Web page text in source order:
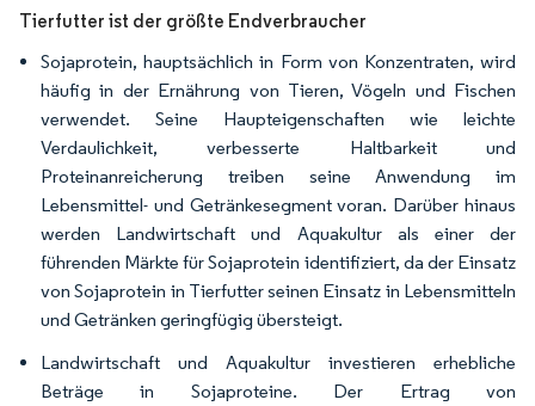
Tierfutter ist der größte Endverbraucher
Sojaprotein, hauptsächlich in Form von Konzentraten, wird
häufig in der Ernährung von Tieren, Vögeln und Fischen
verwendet. Seine Haupteigenschaften wie leichte
Verdaulichkeit, verbesserte Haltbarkeit und
Proteinanreicherung treiben seine Anwendung im
Lebensmittel- und Getränkesegment voran. Darüber hinaus
werden Landwirtschaft und Aquakultur als einer der
führenden Märkte für Sojaprotein identifiziert, da der Einsatz
von Sojaprotein in Tierfutter seinen Einsatz in Lebensmitteln
und Getränken geringfügig übersteigt.
Landwirtschaft und Aquakultur investieren erhebliche
Beträge in Sojaproteine. Der Ertrag von